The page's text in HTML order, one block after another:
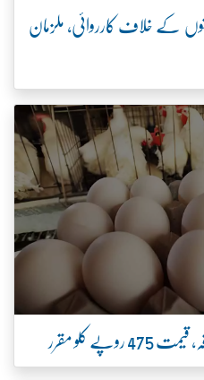
کے خلاف کارروائی، ملزمان
کلو مقرر